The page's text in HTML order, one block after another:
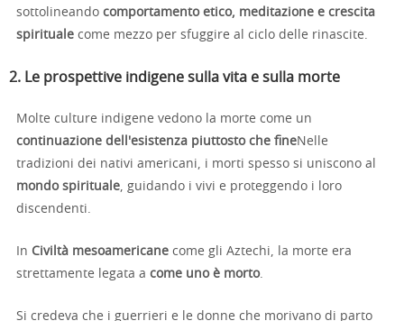
sottolineando comportamento etico, meditazione e crescita
spirituale come mezzo per sfuggire al ciclo delle rinascite.
2. Le prospettive indigene sulla vita e sulla morte
Molte culture indigene vedono la morte come un
continuazione dell'esistenza piuttosto che fineNelle
tradizioni dei nativi americani, i morti spesso si uniscono al
mondo spirituale, guidando i vivi e proteggendo i loro
discendenti.
In Civiltà mesoamericane come gli Aztechi, la morte era
strettamente legata a come uno è morto.
Si credeva che i guerrieri e le donne che morivano di parto